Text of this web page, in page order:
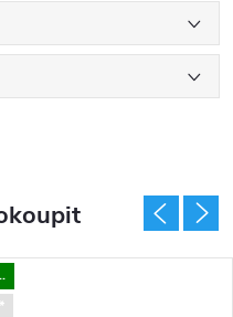
..
*